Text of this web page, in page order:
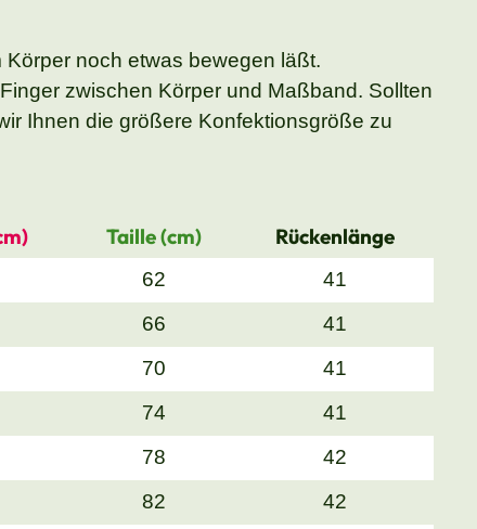
noch etwas bewegen läßt.
zwischen Körper und Maßband. Sollten
Ihnen die größere Konfektionsgröße zu
Taille (cm)
Rückenlänge
62 41
66 41
70 41
74 41
78 42
82 42